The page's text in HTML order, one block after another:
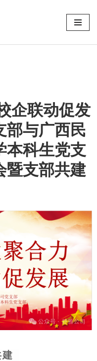
企联动促发
与广西民
本科生党支
暨支部共建